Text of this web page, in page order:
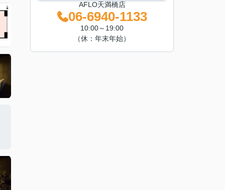
AFLO天満橋店
06-6940-1133
10:00～19:00
（休：年末年始）